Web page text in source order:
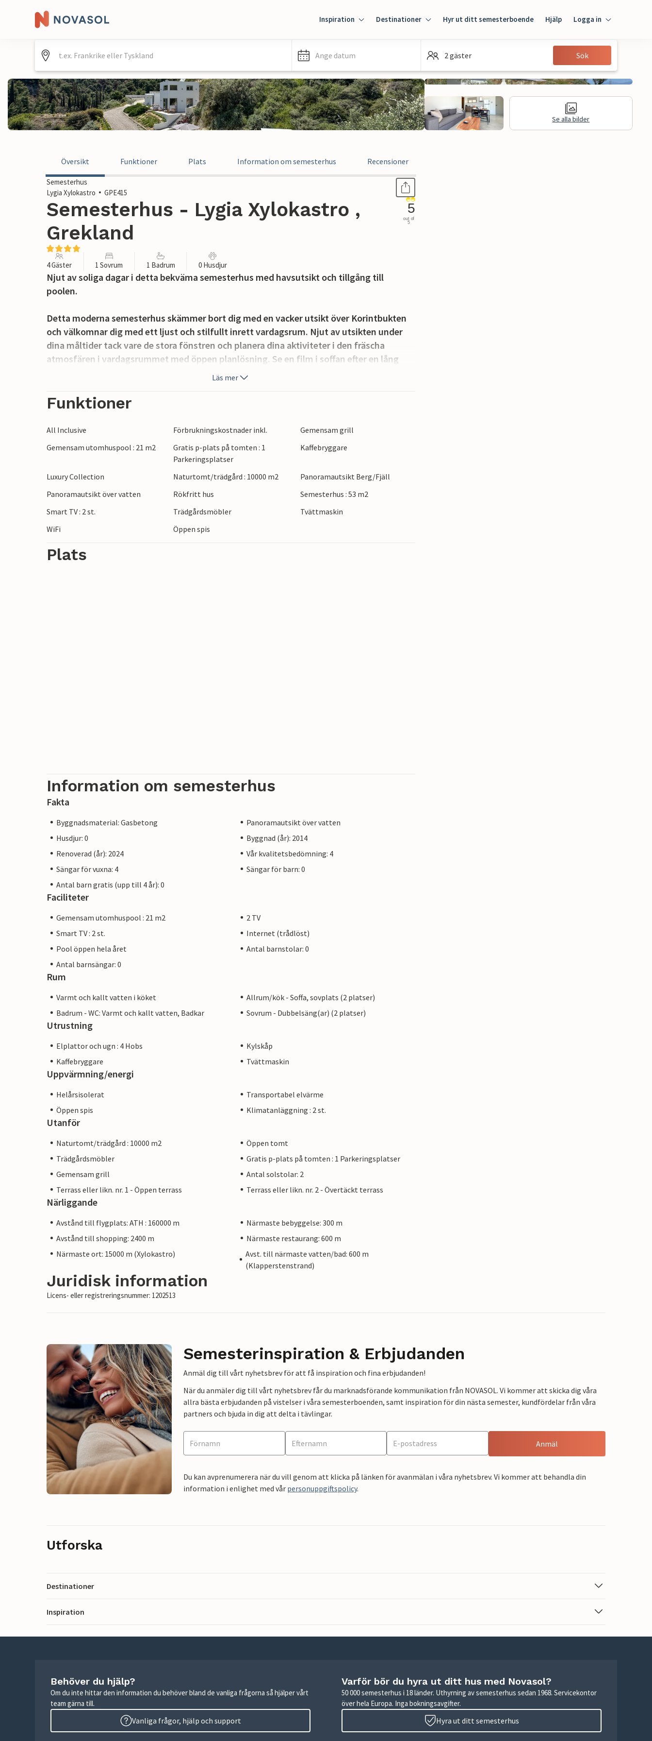
Inspiration Destinationer Hyr ut ditt semesterboende Hjälp Logga in
Gäst
Ange datum 2 gäster Sök
Se alla bilder
Översikt Funktioner Plats Information om semesterhus Recensioner
Semesterhus
Lygia Xylokastro
GPE415
Semesterhus - Lygia Xylokastro ,
Grekland
5
out of
5
4 Gäster 1 Sovrum 1 Badrum 0 Husdjur
Njut av soliga dagar i detta bekväma semesterhus med havsutsikt och tillgång till
poolen.
Detta moderna semesterhus skämmer bort dig med en vacker utsikt över Korintbukten
och välkomnar dig med ett ljust och stilfullt inrett vardagsrum. Njut av utsikten under
dina måltider tack vare de stora fönstren och planera dina aktiviteter i den fräscha
atmosfären i vardagsrummet med öppen planlösning. Se en film i soffan efter en lång
dag eller utmana dig själv med ett brädspel.
Den skuggade terrassen är den perfekta platsen för en utsökt frukost. Under varma
solstolarna. Umgås runt grillen och prata i den ljumma sommarnatten över ett glas
Vandra genom de vackra bergen i Helmos och upptäck dolda vattenfall, eller promenera
längs den pittoreska strandpromenaden i Xylokastro med sina traditionella tavernor. Ha
picknick under pinjeträden i Pefkias-skogen vid havet, ta den historiska
kugghjulsjärnvägen genom den hisnande Vouraikos-ravinen eller gör en dagsutflykt till
Läs mer
Funktioner
All Inclusive Förbrukningskostnader inkl.
Gemensam grill
Gemensam utomhuspool : 21 m2
Gratis p-plats på tomten : 1
Parkeringsplatser
Kaffebryggare
Luxury Collection Naturtomt/trädgård : 10000 m2
Panoramautsikt Berg/Fjäll
Panoramautsikt över vatten
Rökfritt hus
Semesterhus : 53 m2
Smart TV : 2 st.
Trädgårdsmöbler
Tvättmaskin
WiFi
Öppen spis
Plats
Information om semesterhus
Fakta
Byggnadsmaterial: Gasbetong
Panoramautsikt över vatten
Husdjur: 0
Byggnad (år): 2014
Renoverad (år): 2024
Vår kvalitetsbedömning: 4
Sängar för vuxna: 4
Sängar för barn: 0
Antal barn gratis (upp till 4 år): 0
Faciliteter
Gemensam utomhuspool : 21 m2
2 TV
Smart TV : 2 st.
Internet (trådlöst)
Pool öppen hela året
Antal barnstolar: 0
Antal barnsängar: 0
Rum
Varmt och kallt vatten i köket
Allrum/kök - Soffa, sovplats (2 platser)
Badrum - WC: Varmt och kallt vatten, Badkar
Sovrum - Dubbelsäng(ar) (2 platser)
Utrustning
Elplattor och ugn : 4 Hobs
Kylskåp
Kaffebryggare
Tvättmaskin
Uppvärmning/energi
Helårsisolerat
Transportabel elvärme
Öppen spis
Klimatanläggning : 2 st.
Utanför
Naturtomt/trädgård : 10000 m2
Öppen tomt
Trädgårdsmöbler
Gratis p-plats på tomten : 1 Parkeringsplatser
Gemensam grill
Antal solstolar: 2
Terrass eller likn. nr. 1 - Öppen terrass
Terrass eller likn. nr. 2 - Övertäckt terrass
Närliggande
Avstånd till flygplats: ATH : 160000 m
Närmaste bebyggelse: 300 m
Avstånd till shopping: 2400 m
Närmaste restaurang: 600 m
Närmaste ort: 15000 m (Xylokastro)
Avst. till närmaste vatten/bad: 600 m
(Klapperstenstrand)
Juridisk information
Licens- eller registreringsnummer: 1202513
Semesterinspiration & Erbjudanden
Anmäl dig till vårt nyhetsbrev för att få inspiration och fina erbjudanden!
När du anmäler dig till vårt nyhetsbrev får du marknadsförande kommunikation från NOVASOL. Vi kommer att skicka dig våra
allra bästa erbjudanden på vistelser i våra semesterboenden, samt inspiration för din nästa semester, kundfördelar från våra
partners och bjuda in dig att delta i tävlingar.
Anmäl
Du kan avprenumerera när du vill genom att klicka på länken för avanmälan i våra nyhetsbrev. Vi kommer att behandla din
information i enlighet med vår personuppgiftspolicy.
Utforska
Destinationer
Inspiration
Behöver du hjälp?
Om du inte hittar den information du behöver bland de vanliga frågorna så hjälper vårt
team gärna till.
Vanliga frågor, hjälp och support
Varför bör du hyra ut ditt hus med Novasol?
50 000 semesterhus i 18 länder. Uthyrning av semesterhus sedan 1968. Servicekontor
över hela Europa. Inga bokningsavgifter.
Hyra ut ditt semesterhus